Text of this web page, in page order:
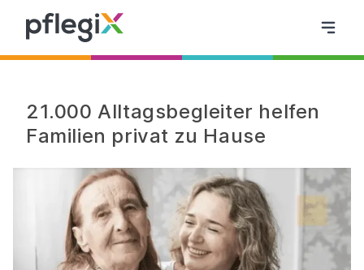
21.000 Alltagsbegleiter helfen
Familien privat zu Hause